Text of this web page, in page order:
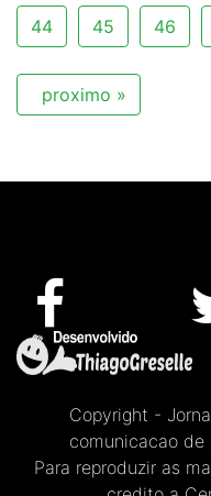
44 45 46
proximo »
Copyright -
comunicacao de
Para reproduzir as